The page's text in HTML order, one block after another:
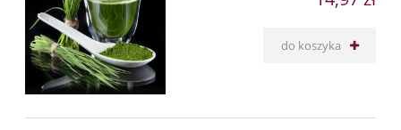
do koszyka